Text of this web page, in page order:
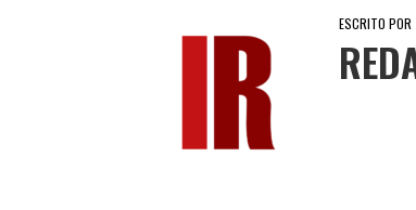
ESCRITO POR